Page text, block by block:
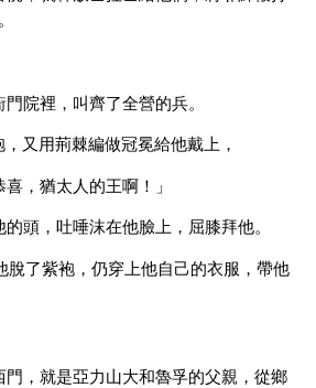
院裡，叫齊了全營的兵。
又用荊棘編做冠冕給他戴上，
，猶太人的王啊！」
頭，吐唾沫在他臉上，屈膝拜他。
脫了紫袍，仍穿上他自己的衣服，帶他
門，就是亞力山大和魯孚的父親，從鄉